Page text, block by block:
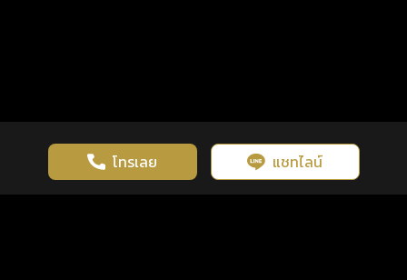
โทรเลย แชทไลน์
เว็บไซต์นี้มีการใช้งานคุกกี้ เพื่อเพิ่มประสิทธิภาพและประสบการณ์ที่ดี
ในการใช้งานเว็บไซต์ นโยบายความเป็นส่วนตัว
รู้ก่อน พร้อมกว่า ทุกจังหวะชีวิต คลิกดูดวงฟรี